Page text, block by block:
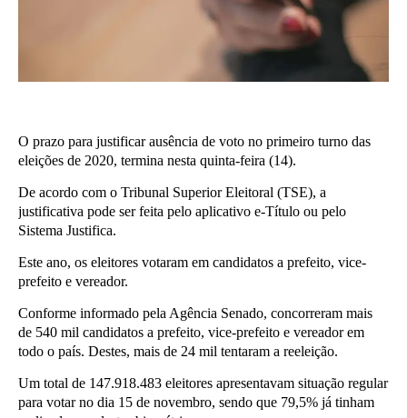
O prazo para justificar ausência de voto no primeiro turno das
eleições de 2020, termina nesta quinta-feira (14).
De acordo com o Tribunal Superior Eleitoral (TSE), a
justificativa pode ser feita pelo aplicativo e-Título ou pelo
Sistema Justifica.
Este ano, os eleitores votaram em candidatos a prefeito, vice-
prefeito e vereador.
Conforme informado pela Agência Senado, concorreram mais
de 540 mil candidatos a prefeito, vice-prefeito e vereador em
todo o país. Destes, mais de 24 mil tentaram a reeleição.
Um total de 147.918.483 eleitores apresentavam situação regular
para votar no dia 15 de novembro, sendo que 79,5% já tinham